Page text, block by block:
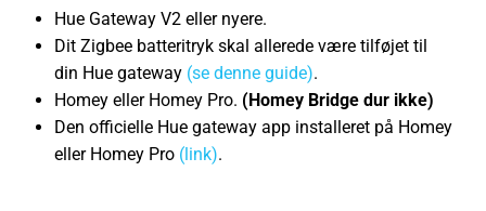
Hue Gateway V2 eller nyere.
Dit Zigbee batteritryk skal allerede være tilføjet til
din Hue gateway (se denne guide).
Homey eller Homey Pro. (Homey Bridge dur ikke)
Den officielle Hue gateway app installeret på Homey
eller Homey Pro (link).